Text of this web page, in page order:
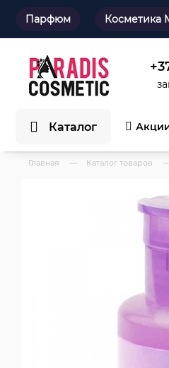
Парфюм Косметика
Каталог
Главная — Каталог товаров